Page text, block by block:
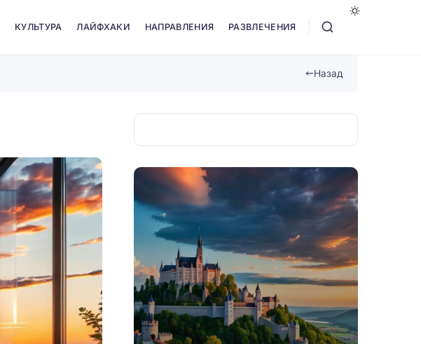
КУЛЬТУРА ЛАЙФХАКИ НАПРАВЛЕНИЯ РАЗВЛЕЧЕНИЯ
Назад